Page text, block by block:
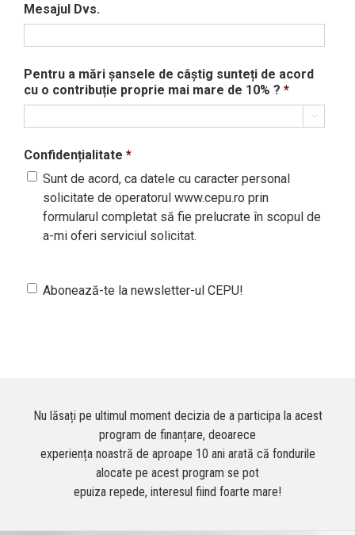
Mesajul Dvs.
Pentru a mări șansele de câștig sunteți de acord
cu o contribuție proprie mai mare de 10% ? *

Confidențialitate *
Sunt de acord, ca datele cu caracter personal
solicitate de operatorul www.cepu.ro prin
formularul completat să fie prelucrate în scopul de
a-mi oferi serviciul solicitat.
Abonează-te la newsletter-ul CEPU!
Nu lăsați pe ultimul moment decizia de a participa la acest
program de finanțare, deoarece
experiența noastră de aproape 10 ani arată că fondurile
alocate pe acest program se pot
epuiza repede, interesul fiind foarte mare!